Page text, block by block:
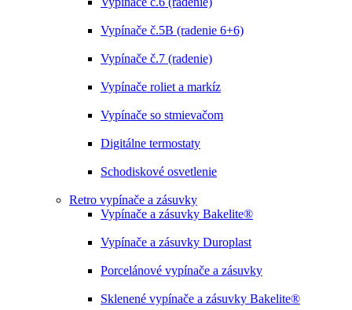
Vypínače č.5B (radenie 6+6)
Vypínače č.7 (radenie)
Vypínače roliet a markíz
Vypínače so stmievačom
Digitálne termostaty
Schodiskové osvetlenie
Retro vypínače a zásuvky
Vypínače a zásuvky Bakelite®
Vypínače a zásuvky Duroplast
Porcelánové vypínače a zásuvky
Sklenené vypínače a zásuvky Bakelite®